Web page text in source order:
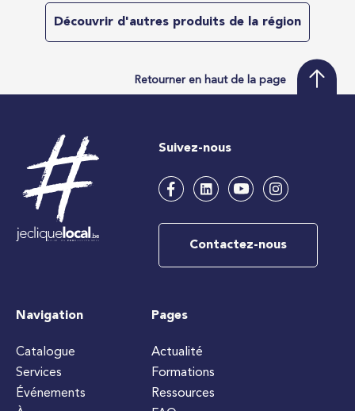
Découvrir d'autres produits de la région
Retourner en haut de la page
Suivez-nous
Contactez-nous
Navigation
Catalogue
Services
Événements
Pages
Actualité
Formations
Ressources